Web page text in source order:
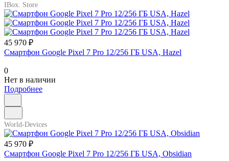
IBox. Store
45 970 ₽
Смартфон Google Pixel 7 Pro 12/256 ГБ USA, Hazel
0
Нет в наличии
Подробнее
World-Devices
45 970 ₽
Смартфон Google Pixel 7 Pro 12/256 ГБ USA, Obsidian